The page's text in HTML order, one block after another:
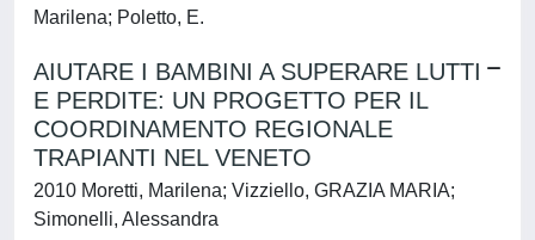
Marilena; Poletto, E.
AIUTARE I BAMBINI A SUPERARE LUTTI
E PERDITE: UN PROGETTO PER IL
COORDINAMENTO REGIONALE
TRAPIANTI NEL VENETO
2010 Moretti, Marilena; Vizziello, GRAZIA MARIA;
Simonelli, Alessandra